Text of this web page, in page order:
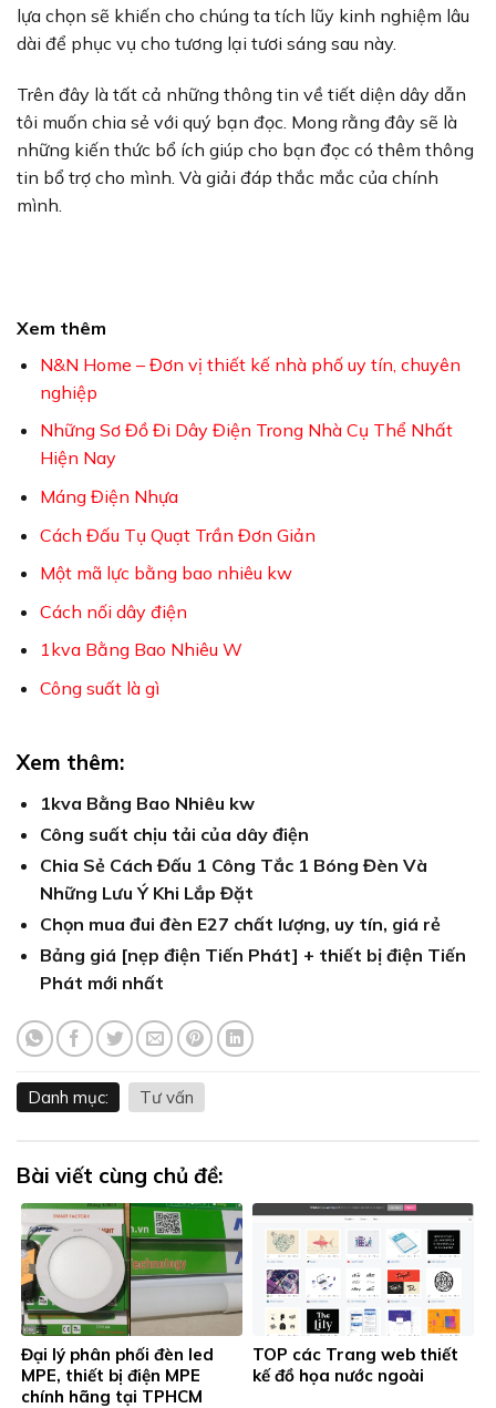
lựa chọn sẽ khiến cho chúng ta tích lũy kinh nghiệm lâu
dài để phục vụ cho tương lại tươi sáng sau này.
Trên đây là tất cả những thông tin về tiết diện dây dẫn
tôi muốn chia sẻ với quý bạn đọc. Mong rằng đây sẽ là
những kiến thức bổ ích giúp cho bạn đọc có thêm thông
tin bổ trợ cho mình. Và giải đáp thắc mắc của chính
mình.
Xem thêm
N&N Home – Đơn vị thiết kế nhà phố uy tín, chuyên
nghiệp
Những Sơ Đồ Đi Dây Điện Trong Nhà Cụ Thể Nhất
Hiện Nay
Máng Điện Nhựa
Cách Đấu Tụ Quạt Trần Đơn Giản
Một mã lực bằng bao nhiêu kw
Cách nối dây điện
1kva Bằng Bao Nhiêu W
Công suất là gì
Xem thêm:
1kva Bằng Bao Nhiêu kw
Công suất chịu tải của dây điện
Chia Sẻ Cách Đấu 1 Công Tắc 1 Bóng Đèn Và
Những Lưu Ý Khi Lắp Đặt
Chọn mua đui đèn E27 chất lượng, uy tín, giá rẻ
Bảng giá [nẹp điện Tiến Phát] + thiết bị điện Tiến
Phát mới nhất
Danh mục: Tư vấn
Bài viết cùng chủ đề:
Đại lý phân phối đèn led
MPE, thiết bị điện MPE
chính hãng tại TPHCM
TOP các Trang web thiết
kế đồ họa nước ngoài